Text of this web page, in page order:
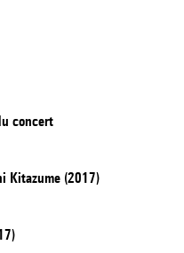
concert
Kitazume (2017)